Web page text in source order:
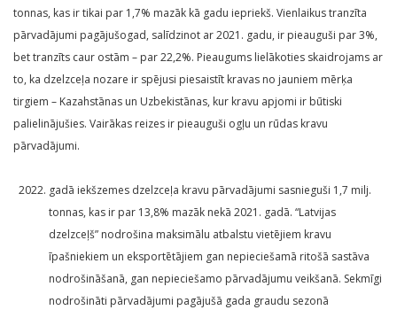
tonnas, kas ir tikai par 1,7% mazāk kā gadu iepriekš. Vienlaikus tranzīta
pārvadājumi pagājušogad, salīdzinot ar 2021. gadu, ir pieauguši par 3%,
bet tranzīts caur ostām – par 22,2%. Pieaugums lielākoties skaidrojams ar
to, ka dzelzceļa nozare ir spējusi piesaistīt kravas no jauniem mērķa
tirgiem – Kazahstānas un Uzbekistānas, kur kravu apjomi ir būtiski
palielinājušies. Vairākas reizes ir pieauguši ogļu un rūdas kravu
pārvadājumi.
gadā iekšzemes dzelzceļa kravu pārvadājumi sasnieguši 1,7 milj.
tonnas, kas ir par 13,8% mazāk nekā 2021. gadā. “Latvijas
dzelzceļš” nodrošina maksimālu atbalstu vietējiem kravu
īpašniekiem un eksportētājiem gan nepieciešamā ritošā sastāva
nodrošināšanā, gan nepieciešamo pārvadājumu veikšanā. Sekmīgi
nodrošināti pārvadājumi pagājušā gada graudu sezonā